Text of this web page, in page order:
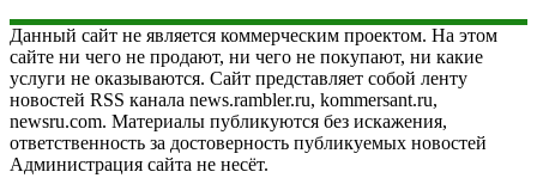
Данный сайт не является коммерческим проектом. На этом
сайте ни чего не продают, ни чего не покупают, ни какие
услуги не оказываются. Сайт представляет собой ленту
новостей RSS канала news.rambler.ru, kommersant.ru,
newsru.com. Материалы публикуются без искажения,
ответственность за достоверность публикуемых новостей
Администрация сайта не несёт.